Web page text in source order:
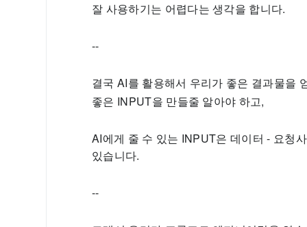
잘 사용하기는 어렵다는 생각을 합니다.
--
결국 AI를 활용해서 우리가 좋은 결과물을
좋은 INPUT을 만들줄 알아야 하고,
AI에게 줄 수 있는 INPUT은 데이터 - 요청
있습니다.
--